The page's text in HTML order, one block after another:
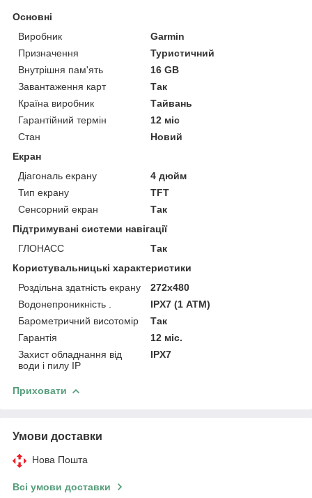
Основні
Виробник
Garmin
Призначення
Туристичний
Внутрішня пам'ять
16 GB
Завантаження карт
Так
Країна виробник
Тайвань
Гарантійний термін
12 міс
Стан
Новий
Екран
Діагональ екрану
4 дюйм
Тип екрану
TFT
Сенсорний екран
Так
Підтримувані системи навігації
ГЛОНАСС
Так
Користувальницькі характеристики
Роздільна здатність екрану
272х480
Водонепроникність .
IPX7 (1 АТМ)
Барометричний висотомір
Так
Гарантія
12 міс.
Захист обладнання від
води і пилу IP
IPX7
Приховати
Умови доставки
Нова Пошта
Всі умови доставки